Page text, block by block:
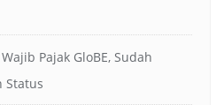
Pajak GloBE, Sudah
Status